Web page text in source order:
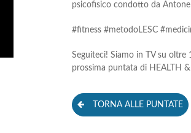
psicofisico condotto da
#fitness #metodoLESC
Seguiteci! Siamo in TV su oltre
prossima puntata di HEALTH
TORNA ALLE PUNTATE